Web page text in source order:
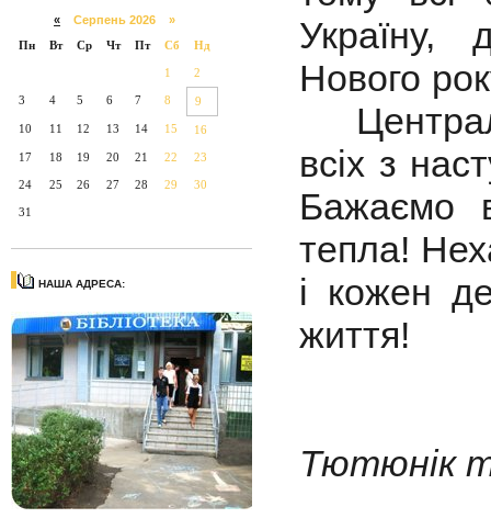
« Серпень 2026 »
Пн
Вт Ср Чт Пт Сб Нд
1 2
3 4 5 6 7 8 9
10 11 12 13 14 15 16
17 18 19 20 21 22 23
24 25 26 27 28 29 30
31
НАША АДРЕСА:
Україну,
Нового
всіх з
Бажаємо
тепла!
і кожен
життя!
Тютюнік